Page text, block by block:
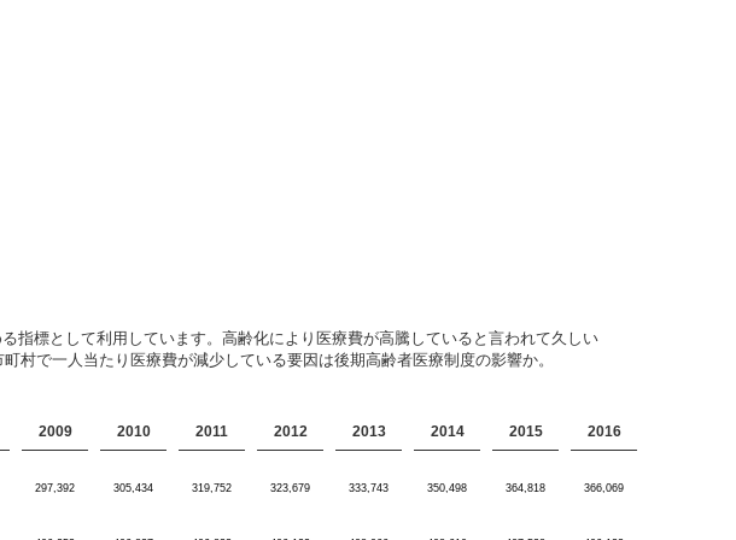
指標として利用しています。高齢化により医療費が高騰していると言われて久しい
で一人当たり医療費が減少している要因は後期高齢者医療制度の影響か。
2009 2010 2011 2012 2013 2014 2015 2016
297,392 305,434 319,752 323,679 333,743 350,498 364,818 366,069